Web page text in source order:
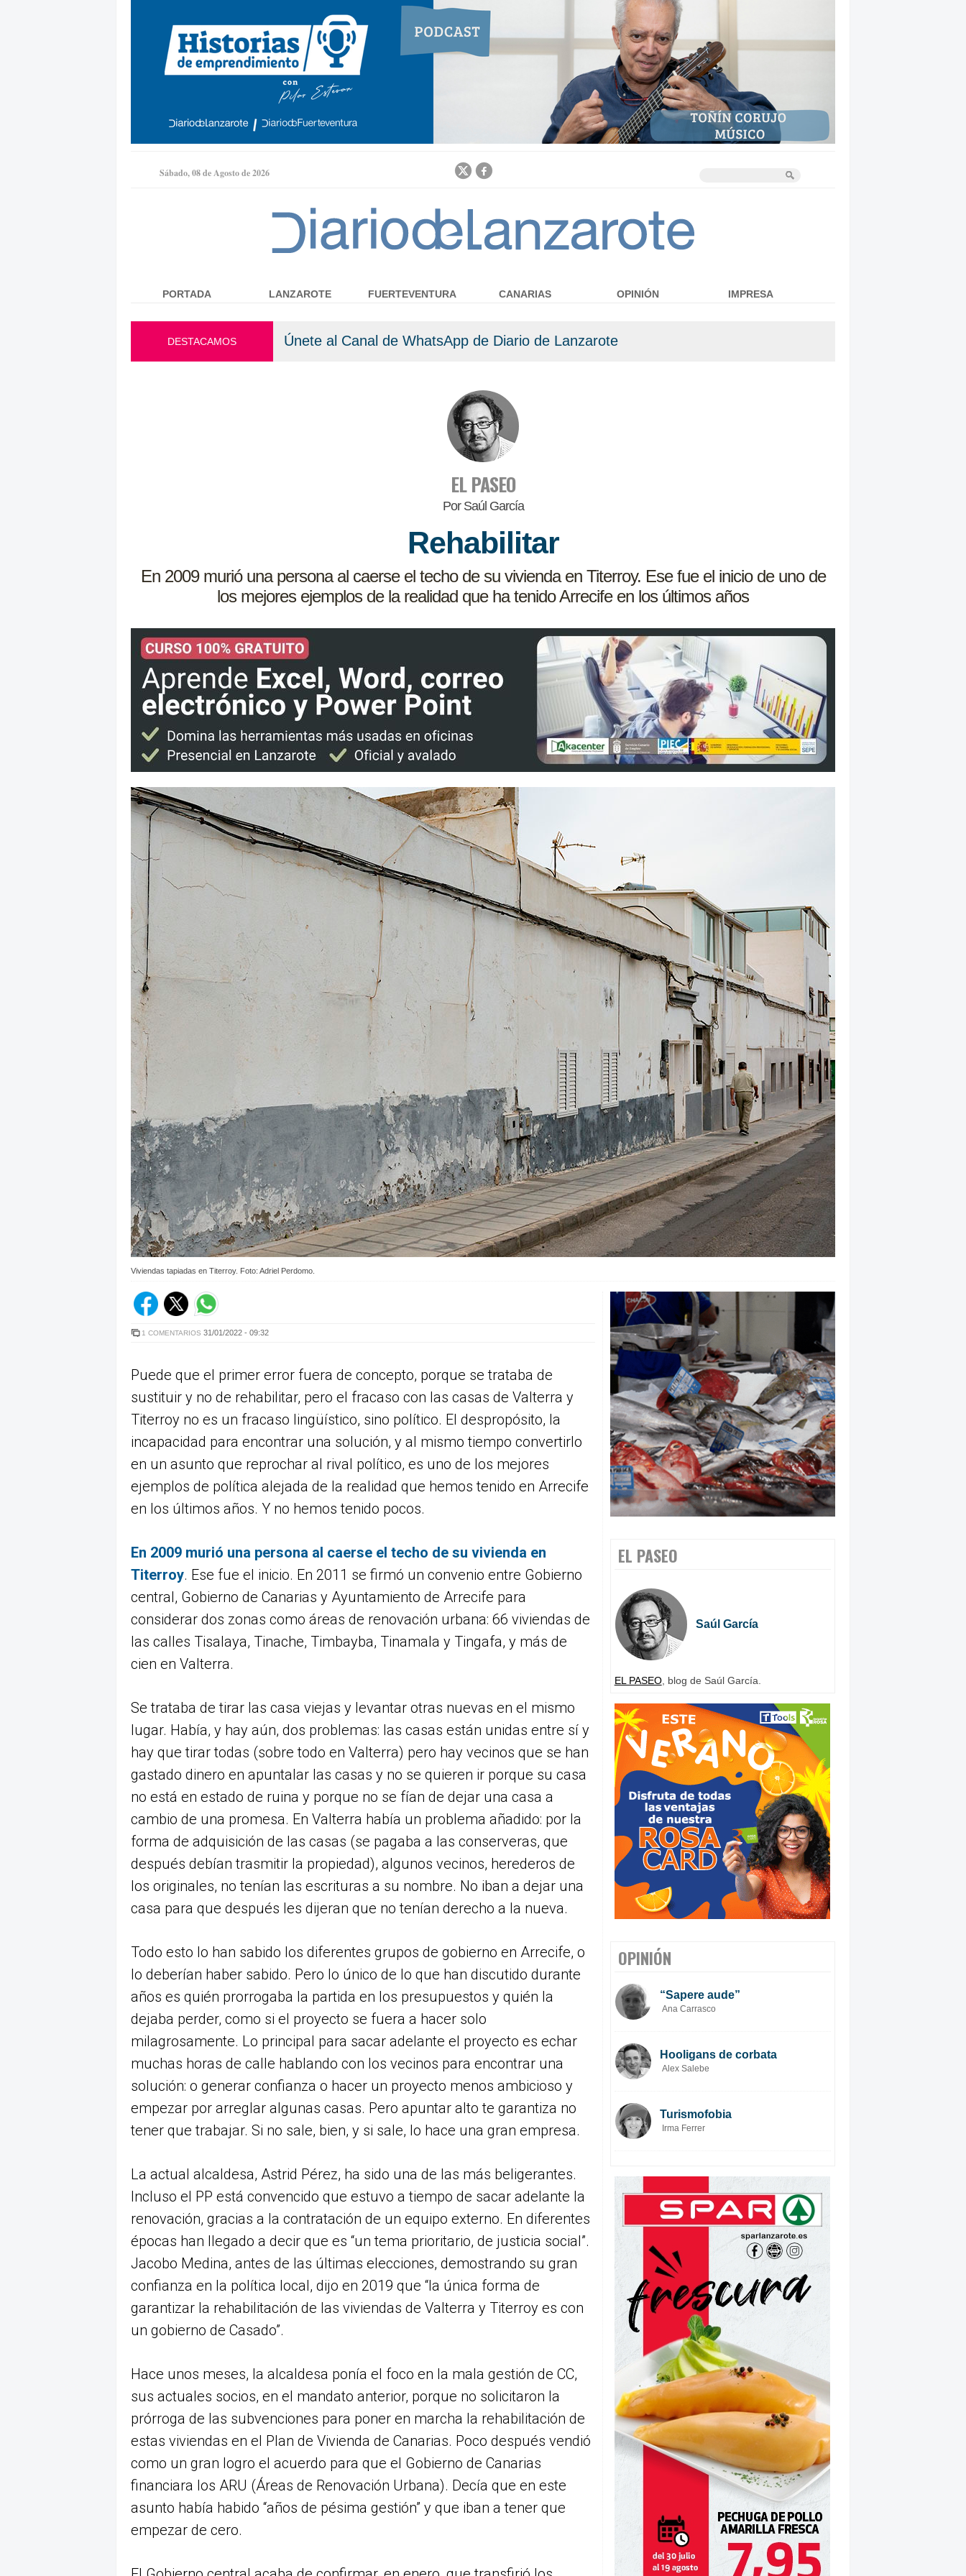
Jump to navigation
Sábado, 08 de Agosto de 2026
DESTACAMOS Únete al Canal de WhatsApp de Diario de Lanzarote
EL PASEO
Por Saúl García
Rehabilitar
En 2009 murió una persona al caerse el techo de su vivienda en Titerroy. Ese fue el inicio de uno de
los mejores ejemplos de la realidad que ha tenido Arrecife en los últimos años
Viviendas tapiadas en Titerroy. Foto: Adriel Perdomo.
1 COMENTARIOS 31/01/2022 - 09:32
Puede que el primer error fuera de concepto, porque se trataba de
sustituir y no de rehabilitar, pero el fracaso con las casas de Valterra y
Titerroy no es un fracaso lingüístico, sino político. El despropósito, la
incapacidad para encontrar una solución, y al mismo tiempo convertirlo
en un asunto que reprochar al rival político, es uno de los mejores
ejemplos de política alejada de la realidad que hemos tenido en Arrecife
en los últimos años. Y no hemos tenido pocos.
En 2009 murió una persona al caerse el techo de su vivienda en
Titerroy. Ese fue el inicio. En 2011 se firmó un convenio entre Gobierno
central, Gobierno de Canarias y Ayuntamiento de Arrecife para
considerar dos zonas como áreas de renovación urbana: 66 viviendas de
las calles Tisalaya, Tinache, Timbayba, Tinamala y Tingafa, y más de
cien en Valterra.
Se trataba de tirar las casa viejas y levantar otras nuevas en el mismo
lugar. Había, y hay aún, dos problemas: las casas están unidas entre sí y
hay que tirar todas (sobre todo en Valterra) pero hay vecinos que se han
gastado dinero en apuntalar las casas y no se quieren ir porque su casa
no está en estado de ruina y porque no se fían de dejar una casa a
cambio de una promesa. En Valterra había un problema añadido: por la
forma de adquisición de las casas (se pagaba a las conserveras, que
después debían trasmitir la propiedad), algunos vecinos, herederos de
los originales, no tenían las escrituras a su nombre. No iban a dejar una
casa para que después les dijeran que no tenían derecho a la nueva.
Todo esto lo han sabido los diferentes grupos de gobierno en Arrecife, o
lo deberían haber sabido. Pero lo único de lo que han discutido durante
años es quién prorrogaba la partida en los presupuestos y quién la
dejaba perder, como si el proyecto se fuera a hacer solo
milagrosamente. Lo principal para sacar adelante el proyecto es echar
muchas horas de calle hablando con los vecinos para encontrar una
solución: o generar confianza o hacer un proyecto menos ambicioso y
empezar por arreglar algunas casas. Pero apuntar alto te garantiza no
tener que trabajar. Si no sale, bien, y si sale, lo hace una gran empresa.
La actual alcaldesa, Astrid Pérez, ha sido una de las más beligerantes.
Incluso el PP está convencido que estuvo a tiempo de sacar adelante la
renovación, gracias a la contratación de un equipo externo. En diferentes
épocas han llegado a decir que es “un tema prioritario, de justicia social”.
Jacobo Medina, antes de las últimas elecciones, demostrando su gran
confianza en la política local, dijo en 2019 que “la única forma de
garantizar la rehabilitación de las viviendas de Valterra y Titerroy es con
un gobierno de Casado”.
Hace unos meses, la alcaldesa ponía el foco en la mala gestión de CC,
sus actuales socios, en el mandato anterior, porque no solicitaron la
prórroga de las subvenciones para poner en marcha la rehabilitación de
estas viviendas en el Plan de Vivienda de Canarias. Poco después vendió
como un gran logro el acuerdo para que el Gobierno de Canarias
financiara los ARU (Áreas de Renovación Urbana). Decía que en este
asunto había habido “años de pésima gestión” y que iban a tener que
empezar de cero.
PORTADA LANZAROTE FUERTEVENTURA CANARIAS OPINIÓN IMPRESA
EL PASEO
Saúl García
EL PASEO, blog de Saúl García.
OPINIÓN
“Sapere aude”
Ana Carrasco
Hooligans de corbata
Alex Salebe
Turismofobia
Irma Ferrer